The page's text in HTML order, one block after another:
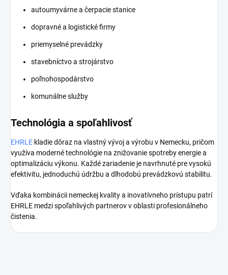
autoumyvárne a čerpacie stanice
dopravné a logistické firmy
priemyselné prevádzky
stavebníctvo a strojárstvo
poľnohospodárstvo
komunálne služby
Technológia a spoľahlivosť
EHRLE kladie dôraz na vlastný vývoj a výrobu v Nemecku, pričom
využíva moderné technológie na znižovanie spotreby energie a
optimalizáciu výkonu. Každé zariadenie je navrhnuté pre vysokú
efektivitu, jednoduchú údržbu a dlhodobú prevádzkovú stabilitu.
Vďaka kombinácii nemeckej kvality a inovatívneho prístupu patrí
EHRLE medzi spoľahlivých partnerov v oblasti profesionálneho
čistenia.